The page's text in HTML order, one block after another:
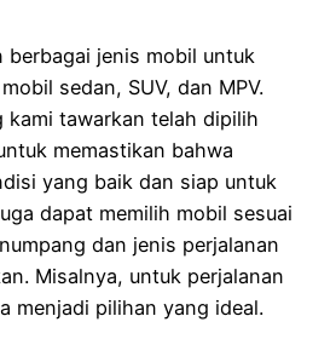
berbagai jenis mobil untuk
sedan, SUV, dan MPV.
kami tawarkan telah dipilih
memastikan bahwa
yang baik dan siap untuk
dapat memilih mobil sesuai
dan jenis perjalanan
Misalnya, untuk perjalanan
menjadi pilihan yang ideal.